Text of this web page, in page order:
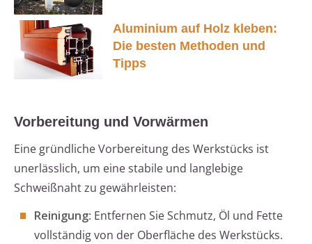
Aluminium auf Holz kleben:
Die besten Methoden und
Tipps
Vorbereitung und Vorwärmen
Eine gründliche Vorbereitung des Werkstücks ist
unerlässlich, um eine stabile und langlebige
Schweißnaht zu gewährleisten:
Reinigung: Entfernen Sie Schmutz, Öl und Fette
vollständig von der Oberfläche des Werkstücks.